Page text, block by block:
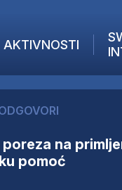
AKTIVNOSTI
na
pomoć